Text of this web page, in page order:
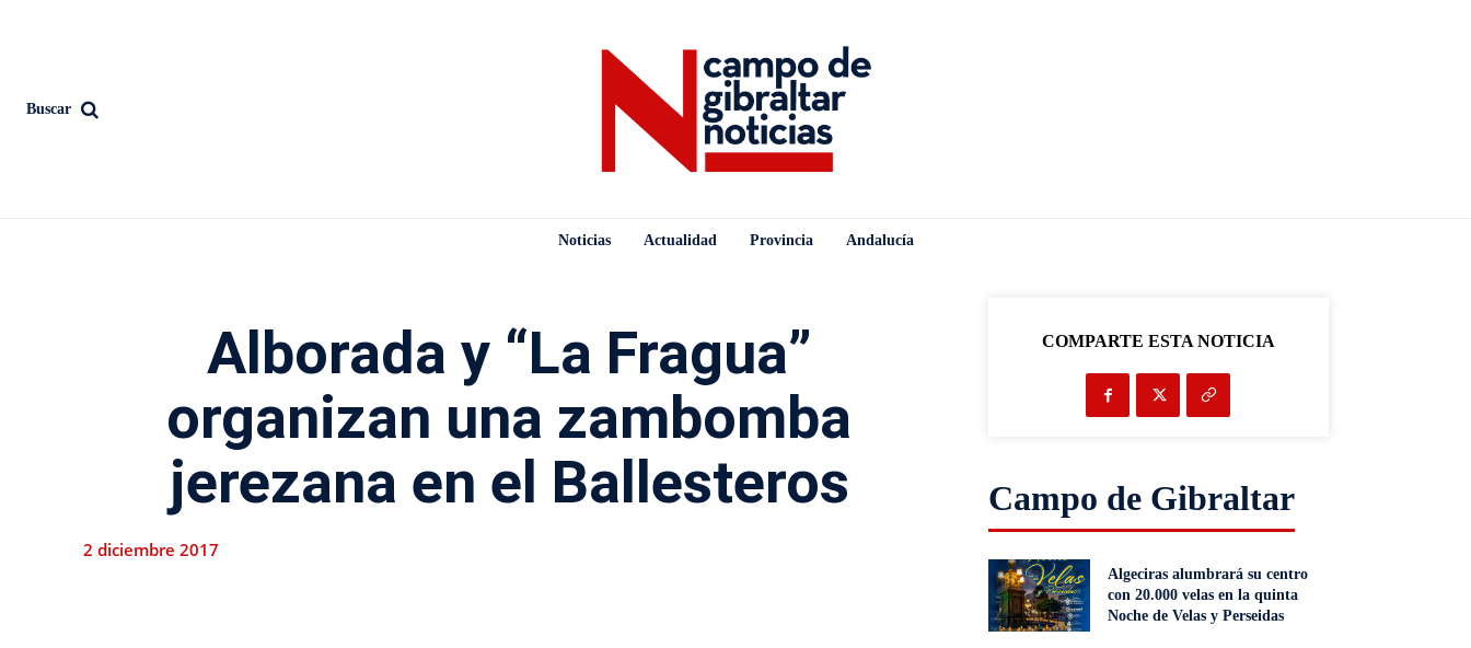
Buscar
Noticias Actualidad Provincia Andalucía
Alborada y “La Fragua”
organizan una zambomba
jerezana en el Ballesteros
2 diciembre 2017
COMPARTE ESTA NOTICIA
Campo de Gibraltar
Algeciras alumbrará su centro
con 20.000 velas en la quinta
Noche de Velas y Perseidas